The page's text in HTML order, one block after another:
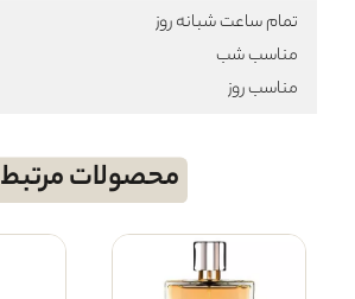
تمام ساعت شبانه روز
مناسب شب
مناسب روز
محصولات مرتبط